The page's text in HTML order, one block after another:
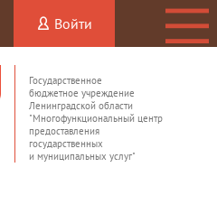
Войти
Государственное
бюджетное учреждение
Ленинградской области
"Многофункциональный центр
предоставления
государственных
и муниципальных услуг"